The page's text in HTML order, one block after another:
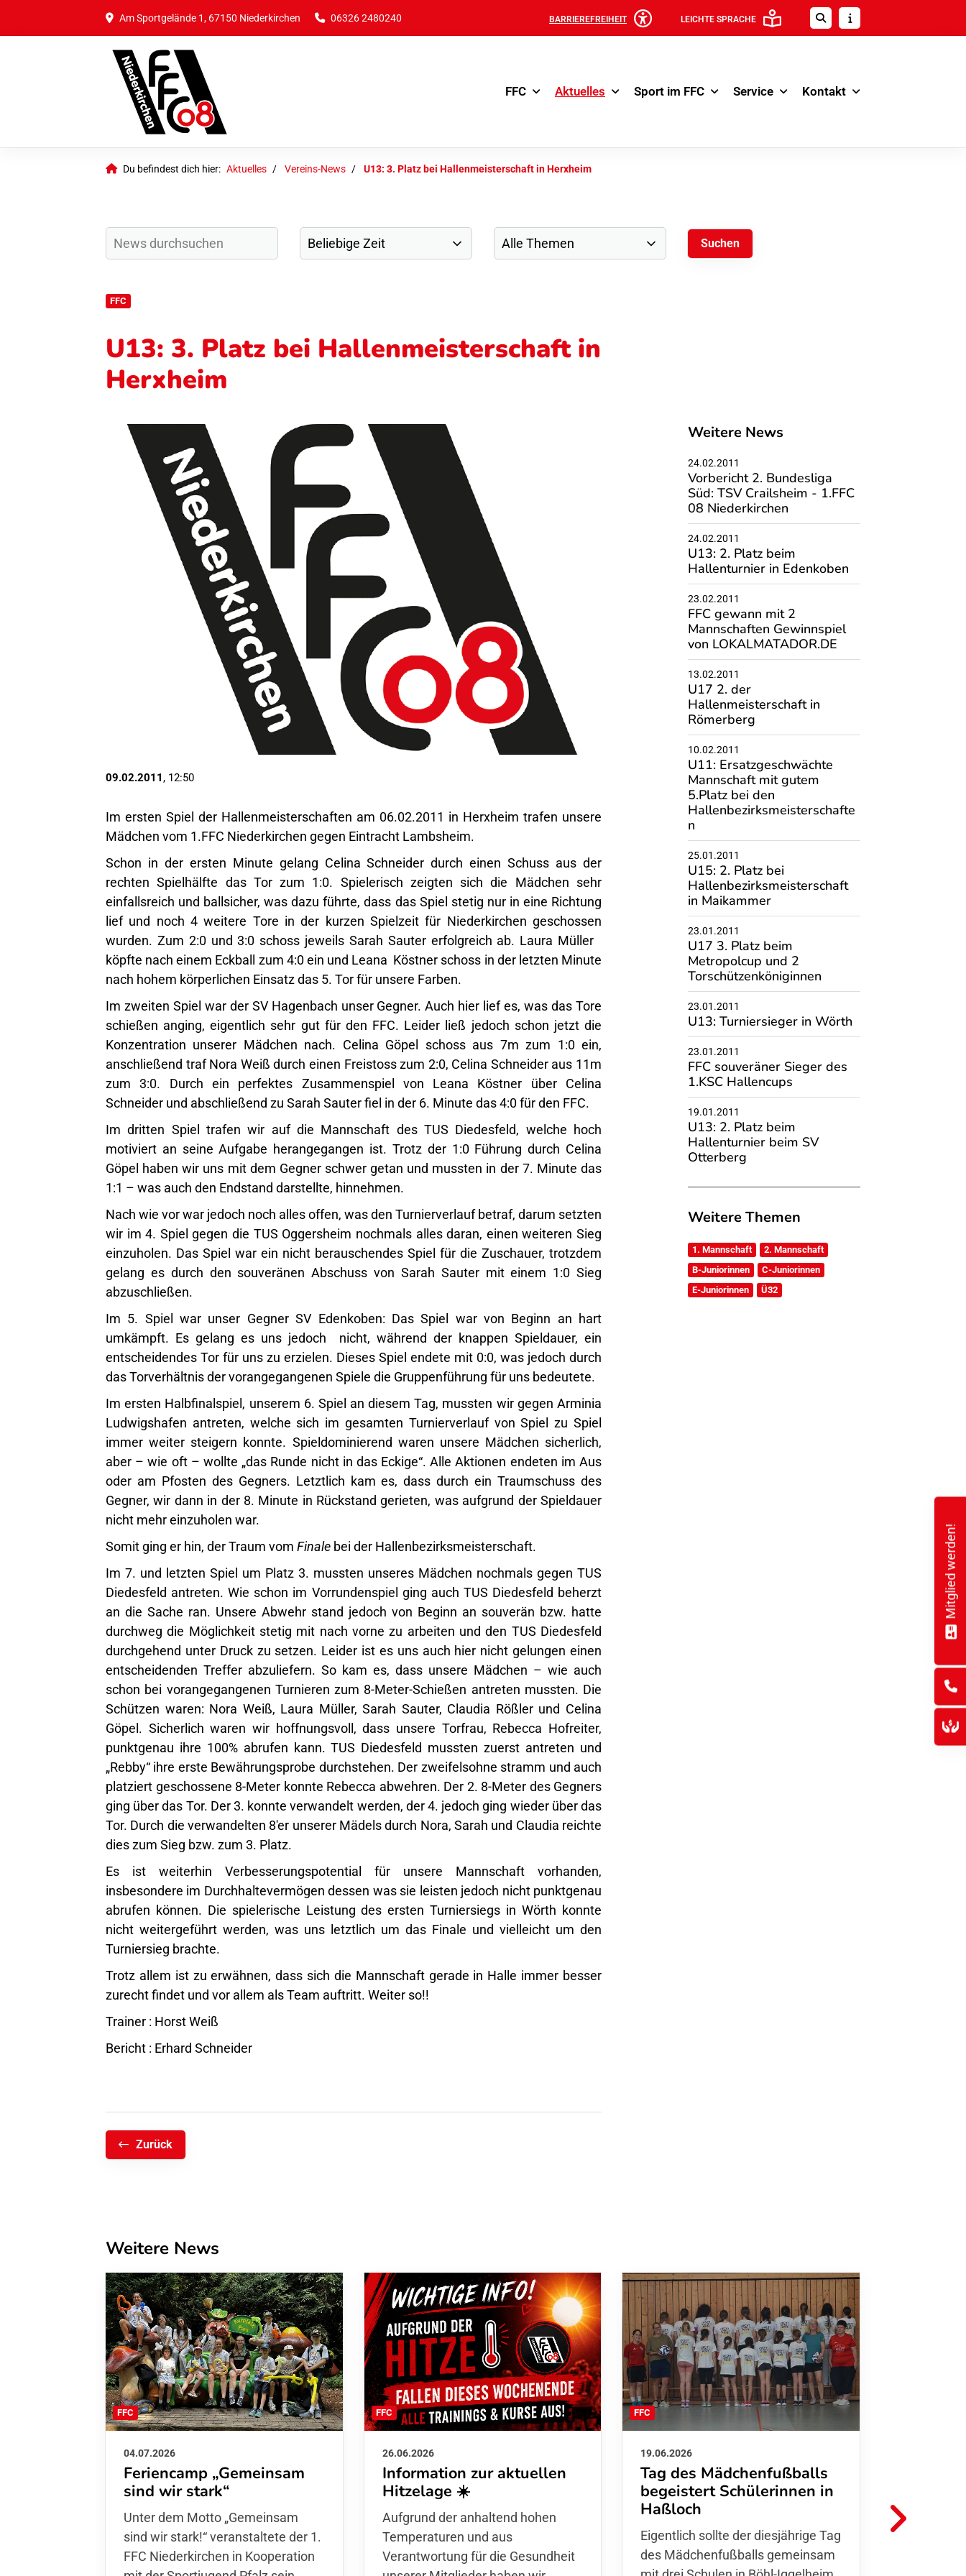
Am Sportgelände 1, 67150 Niederkirchen 06326 2480240 BARRIEREFREIHEIT LEICHTE SPRACHE
FFC Aktuelles Sport im FFC Service Kontakt
Du befindest dich hier: Aktuelles Vereins-News U13: 3. Platz bei Hallenmeisterschaft in Herxheim
FFC
U13: 3. Platz bei Hallenmeisterschaft in
Herxheim
09.02.2011, 12:50
Im ersten Spiel der Hallenmeisterschaften am 06.02.2011 in Herxheim trafen unsere
Mädchen vom 1.FFC Niederkirchen gegen Eintracht Lambsheim.
Schon in der ersten Minute gelang Celina Schneider durch einen Schuss aus der
rechten Spielhälfte das Tor zum 1:0. Spielerisch zeigten sich die Mädchen sehr
einfallsreich und ballsicher, was dazu führte, dass das Spiel stetig nur in eine Richtung
lief und noch 4 weitere Tore in der kurzen Spielzeit für Niederkirchen geschossen
wurden. Zum 2:0 und 3:0 schoss jeweils Sarah Sauter erfolgreich ab. Laura Müller
köpfte nach einem Eckball zum 4:0 ein und Leana Köstner schoss in der letzten Minute
nach hohem körperlichen Einsatz das 5. Tor für unsere Farben.
Im zweiten Spiel war der SV Hagenbach unser Gegner. Auch hier lief es, was das Tore
schießen anging, eigentlich sehr gut für den FFC. Leider ließ jedoch schon jetzt die
Konzentration unserer Mädchen nach. Celina Göpel schoss aus 7m zum 1:0 ein,
anschließend traf Nora Weiß durch einen Freistoss zum 2:0, Celina Schneider aus 11m
zum 3:0. Durch ein perfektes Zusammenspiel von Leana Köstner über Celina
Schneider und abschließend zu Sarah Sauter fiel in der 6. Minute das 4:0 für den FFC.
Im dritten Spiel trafen wir auf die Mannschaft des TUS Diedesfeld, welche hoch
motiviert an seine Aufgabe herangegangen ist. Trotz der 1:0 Führung durch Celina
Göpel haben wir uns mit dem Gegner schwer getan und mussten in der 7. Minute das
1:1 – was auch den Endstand darstellte, hinnehmen.
Nach wie vor war jedoch noch alles offen, was den Turnierverlauf betraf, darum setzten
wir im 4. Spiel gegen die TUS Oggersheim nochmals alles daran, einen weiteren Sieg
einzuholen. Das Spiel war ein nicht berauschendes Spiel für die Zuschauer, trotzdem
gelang es durch den souveränen Abschuss von Sarah Sauter mit einem 1:0 Sieg
abzuschließen.
Im 5. Spiel war unser Gegner SV Edenkoben: Das Spiel war von Beginn an hart
umkämpft. Es gelang es uns jedoch nicht, während der knappen Spieldauer, ein
entscheidendes Tor für uns zu erzielen. Dieses Spiel endete mit 0:0, was jedoch durch
das Torverhältnis der vorangegangenen Spiele die Gruppenführung für uns bedeutete.
Im ersten Halbfinalspiel, unserem 6. Spiel an diesem Tag, mussten wir gegen Arminia
Ludwigshafen antreten, welche sich im gesamten Turnierverlauf von Spiel zu Spiel
immer weiter steigern konnte. Spieldominierend waren unsere Mädchen sicherlich,
aber – wie oft – wollte „das Runde nicht in das Eckige“. Alle Aktionen endeten im Aus
oder am Pfosten des Gegners. Letztlich kam es, dass durch ein Traumschuss des
Gegner, wir dann in der 8. Minute in Rückstand gerieten, was aufgrund der Spieldauer
nicht mehr einzuholen war.
Somit ging er hin, der Traum vom Finale bei der Hallenbezirksmeisterschaft.
Im 7. und letzten Spiel um Platz 3. mussten unseres Mädchen nochmals gegen TUS
Diedesfeld antreten. Wie schon im Vorrundenspiel ging auch TUS Diedesfeld beherzt
an die Sache ran. Unsere Abwehr stand jedoch von Beginn an souverän bzw. hatte
durchweg die Möglichkeit stetig mit nach vorne zu arbeiten und den TUS Diedesfeld
durchgehend unter Druck zu setzen. Leider ist es uns auch hier nicht gelungen einen
entscheidenden Treffer abzuliefern. So kam es, dass unsere Mädchen – wie auch
schon bei vorangegangenen Turnieren zum 8-Meter-Schießen antreten mussten. Die
Schützen waren: Nora Weiß, Laura Müller, Sarah Sauter, Claudia Rößler und Celina
Göpel. Sicherlich waren wir hoffnungsvoll, dass unsere Torfrau, Rebecca Hofreiter,
punktgenau ihre 100% abrufen kann. TUS Diedesfeld mussten zuerst antreten und
„Rebby“ ihre erste Bewährungsprobe durchstehen. Der zweifelsohne stramm und auch
platziert geschossene 8-Meter konnte Rebecca abwehren. Der 2. 8-Meter des Gegners
ging über das Tor. Der 3. konnte verwandelt werden, der 4. jedoch ging wieder über das
Tor. Durch die verwandelten 8'er unserer Mädels durch Nora, Sarah und Claudia reichte
dies zum Sieg bzw. zum 3. Platz.
Es ist weiterhin Verbesserungspotential für unsere Mannschaft vorhanden,
insbesondere im Durchhaltevermögen dessen was sie leisten jedoch nicht punktgenau
abrufen können. Die spielerische Leistung des ersten Turniersiegs in Wörth konnte
nicht weitergeführt werden, was uns letztlich um das Finale und vielleicht um den
Turniersieg brachte.
Trotz allem ist zu erwähnen, dass sich die Mannschaft gerade in Halle immer besser
zurecht findet und vor allem als Team auftritt. Weiter so!!
Trainer : Horst Weiß
Bericht : Erhard Schneider
Zurück
Weitere News
24.02.2011
Vorbericht 2. Bundesliga
Süd: TSV Crailsheim - 1.FFC
08 Niederkirchen
24.02.2011
U13: 2. Platz beim
Hallenturnier in Edenkoben
23.02.2011
FFC gewann mit 2
Mannschaften Gewinnspiel
von LOKALMATADOR.DE
13.02.2011
U17 2. der
Hallenmeisterschaft in
Römerberg
10.02.2011
U11: Ersatzgeschwächte
Mannschaft mit gutem
5.Platz bei den
Hallenbezirksmeisterschafte
n
25.01.2011
U15: 2. Platz bei
Hallenbezirksmeisterschaft
in Maikammer
23.01.2011
U17 3. Platz beim
Metropolcup und 2
Torschützenköniginnen
23.01.2011
U13: Turniersieger in Wörth
23.01.2011
FFC souveräner Sieger des
1.KSC Hallencups
19.01.2011
U13: 2. Platz beim
Hallenturnier beim SV
Otterberg
Weitere Themen
1. Mannschaft
2. Mannschaft
B-Juniorinnen
C-Juniorinnen
E-Juniorinnen
Ü32
Weitere News
FFC
04.07.2026
Feriencamp „Gemeinsam
sind wir stark“
Unter dem Motto „Gemeinsam sind
wir stark!“ veranstaltete der 1. FFC
Niederkirchen in Kooperation mit
FFC
26.06.2026
Information zur aktuellen
Hitzelage ☀️
Aufgrund der anhaltend hohen
Temperaturen und aus
Verantwortung für die Gesundheit
FFC
19.06.2026
Tag des Mädchenfußballs
begeistert Schülerinnen in
Haßloch
Eigentlich sollte der diesjährige Tag
des Mädchenfußballs gemeinsam
Hoffmann
Mitglied werden!